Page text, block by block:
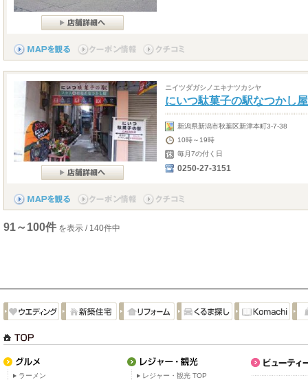
ニイツダガシノエキナツカシヤ
にいつ駄菓子の駅なつかし屋
新潟県新潟市秋葉区新津本町3-7-38
10時～19時
毎月7の付く日
0250-27-3151
91～100件 を表示 / 140件中
ラーメン
レジャー・観光 TOP